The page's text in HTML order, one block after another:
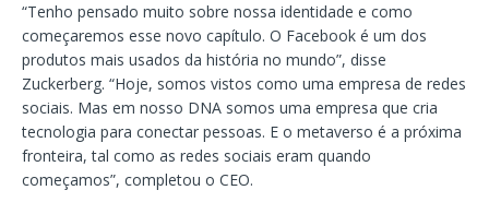
“Tenho pensado muito sobre nossa identidade e como
começaremos esse novo capítulo. O Facebook é um dos
produtos mais usados da história no mundo”, disse
Zuckerberg. “Hoje, somos vistos como uma empresa de redes
sociais. Mas em nosso DNA somos uma empresa que cria
tecnologia para conectar pessoas. E o metaverso é a próxima
fronteira, tal como as redes sociais eram quando
começamos”, completou o CEO.